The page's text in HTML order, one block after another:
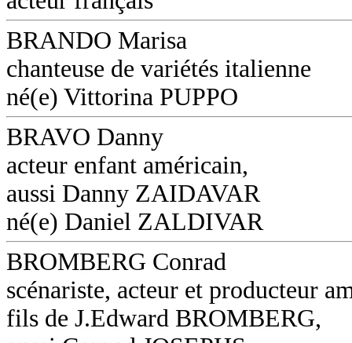
BRANDO Marisa
chanteuse de variétés italienne
né(e) Vittorina PUPPO
BRAVO Danny
acteur enfant américain,
aussi Danny ZAIDAVAR
né(e) Daniel ZALDIVAR
BROMBERG Conrad
scénariste, acteur et producteur
fils de J.Edward BROMBERG,